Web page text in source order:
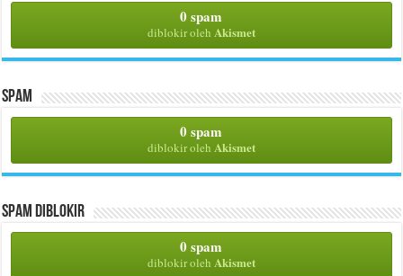
0 spam
diblokir oleh Akismet
Spam
0 spam
diblokir oleh Akismet
Spam Diblokir
0 spam
diblokir oleh Akismet